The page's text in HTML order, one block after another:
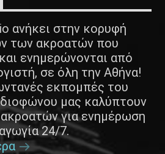
ανήκει στην κορυφή
των ακροατών που
ενημερώνονται από
σε όλη την Αθήνα!
εκπομπές του
μας καλύπτουν
για ενημέρωση
24/7.